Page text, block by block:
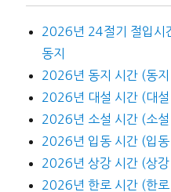
2026년 24절기 절입시
동지
2026년 동지 시간 (동지
2026년 대설 시간 (대설
2026년 소설 시간 (소설
2026년 입동 시간 (입동
2026년 상강 시간 (상강
2026년 한로 시간 (한로